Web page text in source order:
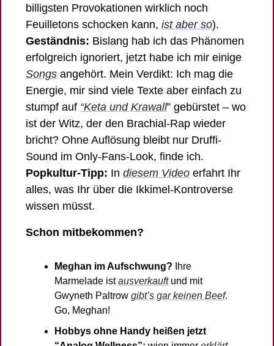
billigsten Provokationen wirklich noch
Feuilletons schocken kann, ist aber so).
Geständnis: Bislang hab ich das Phänomen
Songs angehört. Mein Verdikt: Ich mag die
Energie, mir sind viele Texte aber einfach zu
stumpf auf “Keta und Krawall” gebürstet – wo
ist der Witz, der den Brachial-Rap wieder
bricht? Ohne Auflösung bleibt nur Druffi-
Sound im Only-Fans-Look, finde ich.
Popkultur-Tipp: In diesem Video erfahrt Ihr
alles, was Ihr über die Ikkimel-Kontroverse
wissen müsst.
Schon mitbekommen?
Meghan im Aufschwung? Ihre
Marmelade ist ausverkauft und mit
Gwyneth Paltrow gibt’s gar keinen Beef.
Go, Meghan!
Hobbys ohne Handy heißen jetzt